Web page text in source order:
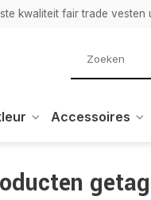
kwaliteit fair trade vesten
Accessoires